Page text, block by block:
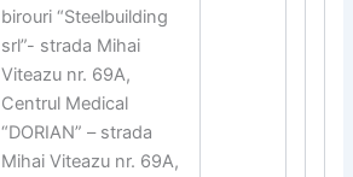
birouri “Steelbuilding
srl”- strada Mihai
Viteazu nr. 69A,
Centrul Medical
“DORIAN” – strada
Mihai Viteazu nr. 69A,